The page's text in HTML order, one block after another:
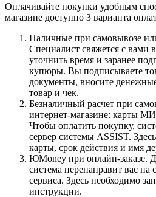
Оплачивайте покупки удобным
магазине доступно 3 варианта
Наличные при самовывозе
Специалист свяжется с вами
уточнить время и заранее
купюры. Вы подписываете
документы, вносите
товар и чек.
Безналичный расчет при
интернет-магазине: карты
Чтобы оплатить покупку,
сервер системы ASSIST.
карты, срок действия и имя
ЮMoney при онлайн-заказе.
система перенаправит вас на
сервиса. Здесь необходимо
инструкции.